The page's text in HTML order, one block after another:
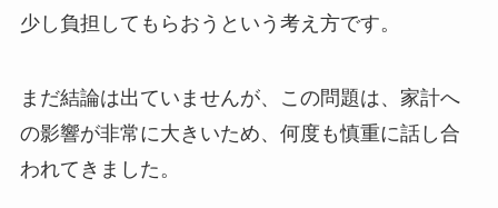
少し負担してもらおうという考え方です。
まだ結論は出ていませんが、この問題は、家計へ
の影響が非常に大きいため、何度も慎重に話し合
われてきました。